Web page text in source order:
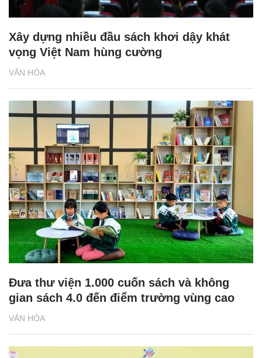
VĂN HÓA
Xây dựng nhiều đầu sách khơi dậy khát
vọng Việt Nam hùng cường
VĂN HÓA
Đưa thư viện 1.000 cuốn sách và không
gian sách 4.0 đến điểm trường vùng cao